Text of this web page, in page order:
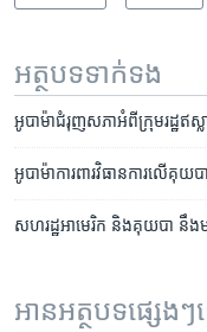
អត្ថបទ​ទាក់ទង
អូបាម៉ា​ជំរុញ​​សភា​អំពី​ក្រុម​​រដ្ឋ​ឥស្ល
អូបាម៉ា​ការពារ​​វិធានការ​លើ​គុយបា​
សហរដ្ឋ​អាមេរិក និង​គុយបា នឹង​
អានអត្ថបទផ្សេង